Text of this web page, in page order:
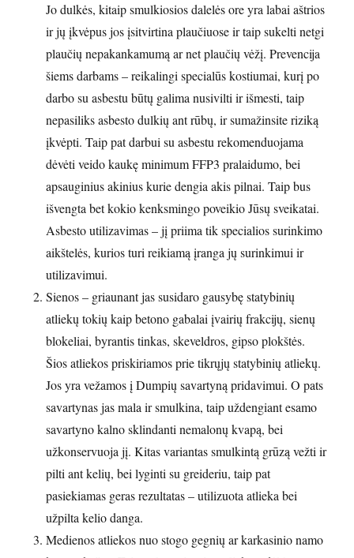
Jo dulkės, kitaip smulkiosios dalelės ore yra labai aštrios
ir jų įkvėpus jos įsitvirtina plaučiuose ir taip sukelti netgi
plaučių nepakankamumą ar net plaučių vėžį. Prevencija
šiems darbams – reikalingi specialūs kostiumai, kurį po
darbo su asbestu būtų galima nusivilti ir išmesti, taip
nepasiliks asbesto dulkių ant rūbų, ir sumažinsite riziką
įkvėpti. Taip pat darbui su asbestu rekomenduojama
dėvėti veido kaukę minimum FFP3 pralaidumo, bei
apsauginius akinius kurie dengia akis pilnai. Taip bus
išvengta bet kokio kenksmingo poveikio Jūsų sveikatai.
Asbesto utilizavimas – jį priima tik specialios surinkimo
aikštelės, kurios turi reikiamą įranga jų surinkimui ir
utilizavimui.
Sienos – griaunant jas susidaro gausybę statybinių
atliekų tokių kaip betono gabalai įvairių frakcijų, sienų
blokeliai, byrantis tinkas, skeveldros, gipso plokštės.
Šios atliekos priskiriamos prie tikrųjų statybinių atliekų.
Jos yra vežamos į Dumpių savartyną pridavimui. O pats
savartynas jas mala ir smulkina, taip uždengiant esamo
savartyno kalno sklindanti nemalonų kvapą, bei
užkonservuoja jį. Kitas variantas smulkintą grūzą vežti ir
pilti ant kelių, bei lyginti su greideriu, taip pat
pasiekiamas geras rezultatas – utilizuota atlieka bei
užpilta kelio danga.
Medienos atliekos nuo stogo gegnių ar karkasinio namo